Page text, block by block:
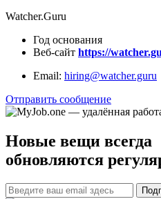
Watcher.Guru
Год основания
Веб-сайт https://
Email: hiring@watcher.guru
Отправить сообщение
Новые вещи всегда
обновляются